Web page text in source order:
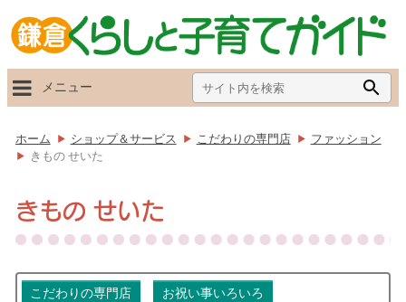
Search
for:
メニュー
ホーム ショップ＆サービス こだわりの専門店
ファッション
きもの せいた
きもの せいた
こだわりの専門店 お祝い事いろいろ